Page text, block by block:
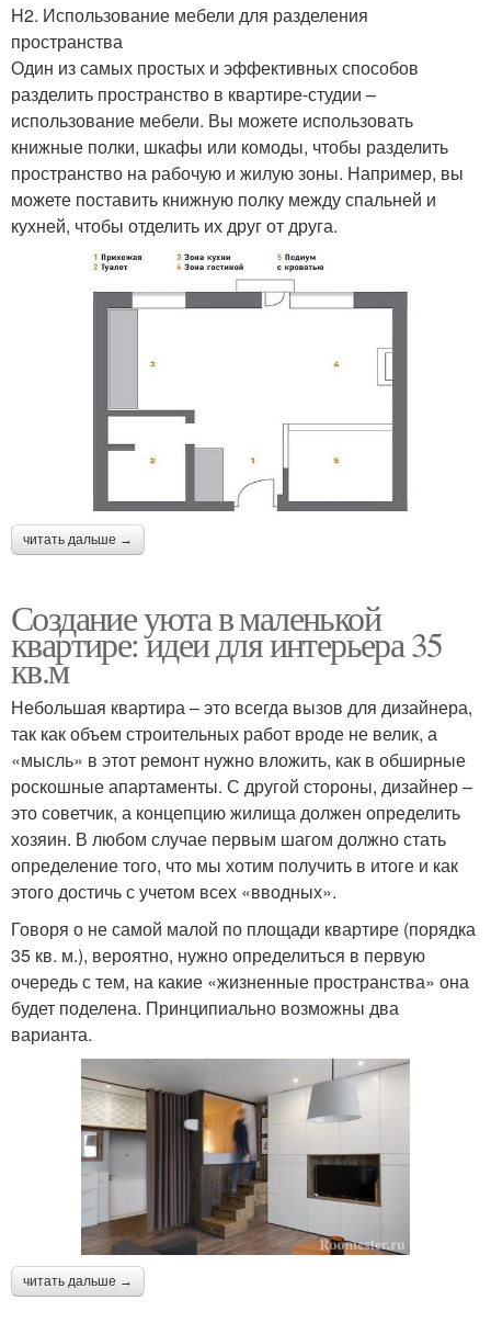
H2. Использование мебели для разделения
пространства
Один из самых простых и эффективных способов
разделить пространство в квартире-студии –
использование мебели. Вы можете использовать
книжные полки, шкафы или комоды, чтобы разделить
пространство на рабочую и жилую зоны. Например, вы
можете поставить книжную полку между спальней и
кухней, чтобы отделить их друг от друга.
читать дальше →
Создание уюта в маленькой
квартире: идеи для интерьера 35
кв.м
Небольшая квартира – это всегда вызов для дизайнера,
так как объем строительных работ вроде не велик, а
«мысль» в этот ремонт нужно вложить, как в обширные
роскошные апартаменты. С другой стороны, дизайнер –
это советчик, а концепцию жилища должен определить
хозяин. В любом случае первым шагом должно стать
определение того, что мы хотим получить в итоге и как
этого достичь с учетом всех «вводных».
Говоря о не самой малой по площади квартире (порядка
35 кв. м.), вероятно, нужно определиться в первую
очередь с тем, на какие «жизненные пространства» она
будет поделена. Принципиально возможны два
варианта.
читать дальше →